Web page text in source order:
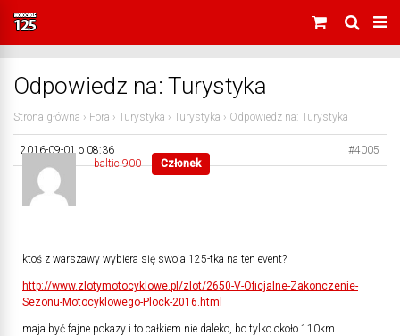
Odpowiedz na: Turystyka
Strona główna › Fora › Turystyka › Turystyka › Odpowiedz na: Turystyka
2016-09-01 o 08:36
#4005
baltic 900
Członek
ktoś z warszawy wybiera się swoja 125-tka na ten event?
http://www.zlotymotocyklowe.pl/zlot/2650-V-Oficjalne-Zakonczenie-
Sezonu-Motocyklowego-Plock-2016.html
maja być fajne pokazy i to całkiem nie daleko, bo tylko około 110km.